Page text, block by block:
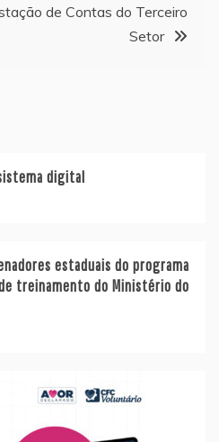
de Contas do Terceiro
Setor
digital
estaduais do programa
treinamento do Ministério do